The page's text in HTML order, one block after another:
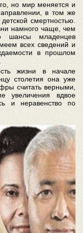
но мир меняется и
в том же
смертностью.
намного чаще, чем
шансы младенцев
всех сведений и
в прошлом
жизни в начале
столетия она уже
считать верными,
увеличения вдвое
и неравенство по